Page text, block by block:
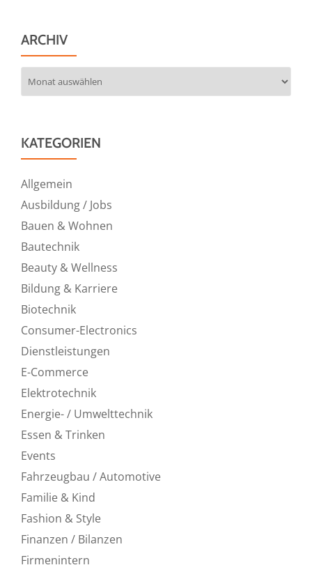
ARCHIV
KATEGORIEN
Allgemein
Ausbildung / Jobs
Bauen & Wohnen
Bautechnik
Beauty & Wellness
Bildung & Karriere
Biotechnik
Consumer-Electronics
Dienstleistungen
E-Commerce
Elektrotechnik
Energie- / Umwelttechnik
Essen & Trinken
Events
Fahrzeugbau / Automotive
Familie & Kind
Fashion & Style
Finanzen / Bilanzen
Firmenintern